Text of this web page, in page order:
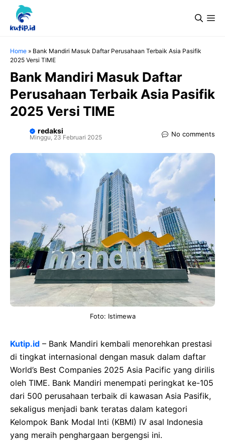
Langsung
Home » Bank Mandiri Masuk Daftar Perusahaan Terbaik Asia Pasifik
2025 Versi TIME
Bank Mandiri Masuk Daftar
Perusahaan Terbaik Asia Pasifik
2025 Versi TIME
redaksi
Minggu, 23 Februari 2025 No comments
Foto: Istimewa
Kutip.id – Bank Mandiri kembali menorehkan prestasi
di tingkat internasional dengan masuk dalam daftar
World’s Best Companies 2025 Asia Pacific yang dirilis
oleh TIME. Bank Mandiri menempati peringkat ke-105
dari 500 perusahaan terbaik di kawasan Asia Pasifik,
sekaligus menjadi bank teratas dalam kategori
Kelompok Bank Modal Inti (KBMI) IV asal Indonesia
yang meraih penghargaan bergengsi ini.